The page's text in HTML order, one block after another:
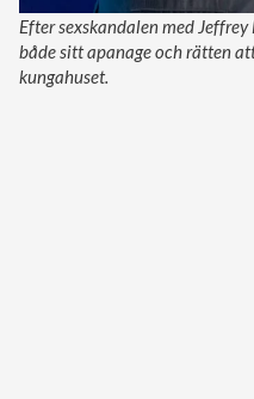
Efter sexskandalen med
både sitt apanage och rätten
kungahuset.